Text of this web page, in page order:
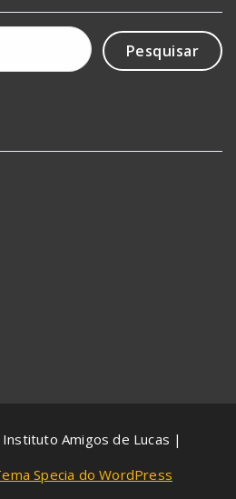
Amigos de Lucas |
Specia do WordPress